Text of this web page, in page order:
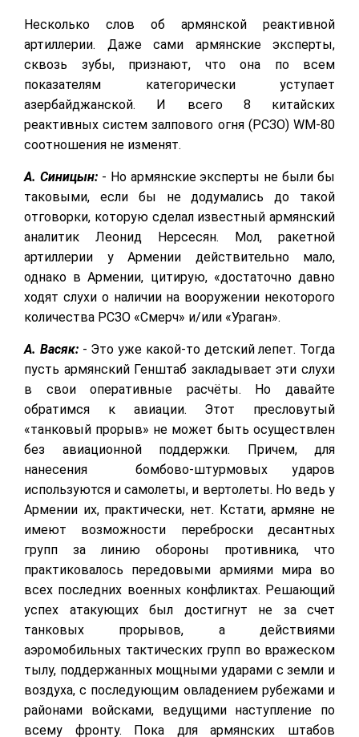
Несколько слов об армянской реактивной
артиллерии. Даже сами армянские эксперты,
сквозь зубы, признают, что она по всем
показателям категорически уступает
азербайджанской. И всего 8 китайских
реактивных систем залпового огня (РСЗО) WM-80
соотношения не изменят.
А. Синицын:- Но армянские эксперты не были бы
таковыми, если бы не додумались до такой
отговорки, которую сделал известный армянский
аналитик Леонид Нерсесян. Мол, ракетной
артиллерии у Армении действительно мало,
однако в Армении, цитирую, «достаточно давно
ходят слухи о наличии на вооружении некоторого
количества РСЗО «Смерч» и/или «Ураган».
А. Васяк:- Это уже какой-то детский лепет. Тогда
пусть армянский Генштаб закладывает эти слухи
в свои оперативные расчёты. Но давайте
обратимся к авиации. Этот пресловутый
«танковый прорыв» не может быть осуществлен
без авиационной поддержки. Причем, для
нанесения бомбово-штурмовых ударов
используются и самолеты, и вертолеты. Но ведь у
Армении их, практически, нет. Кстати, армяне не
имеют возможности переброски десантных
групп за линию обороны противника, что
практиковалось передовыми армиями мира во
всех последних военных конфликтах. Решающий
успех атакующих был достигнут не за счет
танковых прорывов, а действиями
аэромобильных тактических групп во вражеском
тылу, поддержанных мощными ударами с земли и
воздуха, с последующим овладением рубежами и
районами войсками, ведущими наступление по
всему фронту. Пока для армянских штабов